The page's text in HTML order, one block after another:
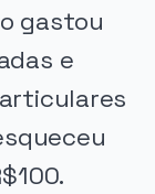
gastou
e